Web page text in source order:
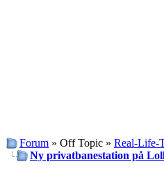
Forum » Off Topic » Real-Life-
Ny privatbanestation på